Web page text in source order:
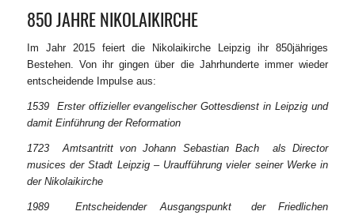
850 JAHRE NIKOLAIKIRCHE
Im Jahr 2015 feiert die Nikolaikirche Leipzig ihr 850jähriges
Bestehen. Von ihr gingen über die Jahrhunderte immer wieder
entscheidende Impulse aus:
1539 Erster offizieller evangelischer Gottesdienst in Leipzig und
damit Einführung der Reformation
1723 Amtsantritt von Johann Sebastian Bach als Director
musices der Stadt Leipzig – Uraufführung vieler seiner Werke in
der Nikolaikirche
1989 Entscheidender Ausgangspunkt der Friedlichen